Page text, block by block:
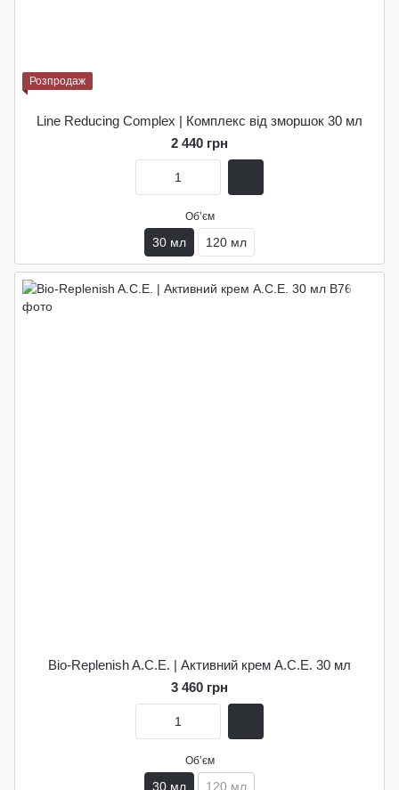
Розпродаж
Line Reducing Complex | Комплекс від зморшок 30 мл
2 440 грн
Обʼєм
30 мл 120 мл
Bio-Replenish A.C.E. | Активний крем A.C.E. 30 мл
3 460 грн
Обʼєм
30 мл 120 мл